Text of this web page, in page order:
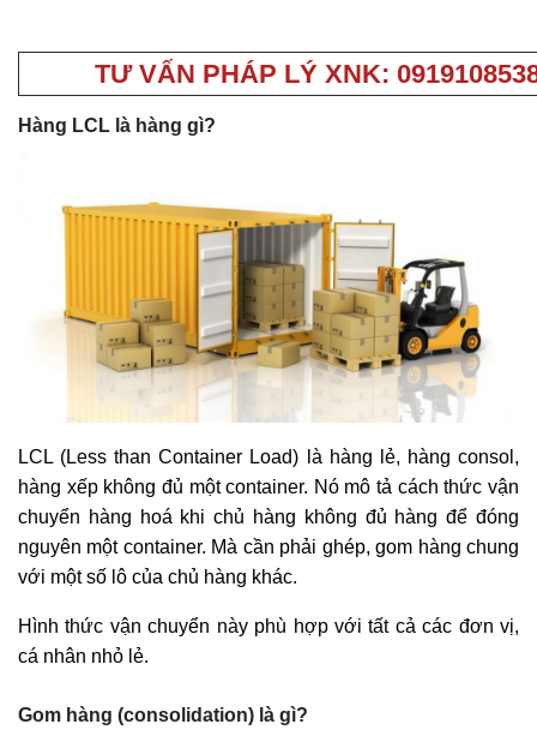
TƯ VẤN PHÁP LÝ XNK:
Hàng LCL là hàng gì?
LCL (Less than Container Load) là hàng lẻ, hàng consol,
hàng xếp không đủ một container. Nó mô tả cách thức vận
chuyển hàng hoá khi chủ hàng không đủ hàng để đóng
nguyên một container. Mà cần phải ghép, gom hàng chung
với một số lô của chủ hàng khác.
Hình thức vận chuyển này phù hợp với tất cả các đơn vị,
cá nhân nhỏ lẻ.
Gom hàng (consolidation) là gì?